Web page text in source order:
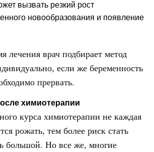
вызвать резкий рост
новообразования и появление
лечения врач подбирает метод
если же беременность
прервать.
химиотерапии
курса химиотерапии не каждая
рожать, тем более риск стать
большой. Но все же, многие